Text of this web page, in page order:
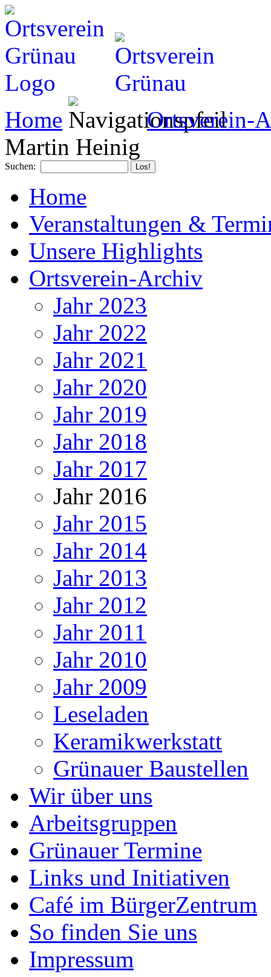
Home
Ortsverein-
Martin Heinig
Suchen:
Home
Veranstaltungen &
Unsere Highlights
Ortsverein-Archiv
Jahr 2023
Jahr 2022
Jahr 2021
Jahr 2020
Jahr 2019
Jahr 2018
Jahr 2017
Jahr 2016
Jahr 2015
Jahr 2014
Jahr 2013
Jahr 2012
Jahr 2011
Jahr 2010
Jahr 2009
Leseladen
Keramikwerkstatt
Grünauer Baustellen
Wir über uns
Arbeitsgruppen
Grünauer Termine
Links und Initiativen
Café im BürgerZentrum
So finden Sie uns
Impressum